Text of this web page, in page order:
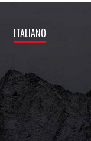
ITALIANO